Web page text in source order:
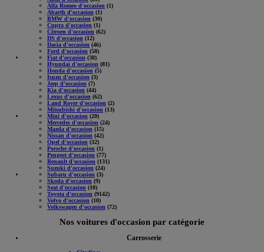
Alfa Romeo d'occasion (1)
Abarth d'occasion (1)
BMW d'occasion (30)
Cupra d'occasion (1)
Citroen d'occasion (62)
DS d'occasion (12)
Dacia d'occasion (46)
Ford d'occasion (58)
Fiat d'occasion (38)
Hyundai d'occasion (81)
Honda d'occasion (5)
Isuzu d'occasion (3)
Jeep d'occasion (7)
Kia d'occasion (44)
Lexus d'occasion (62)
Land Rover d'occasion (2)
Mitsubishi d'occasion (13)
Mini d'occasion (20)
Mercedes d'occasion (24)
Mazda d'occasion (15)
Nissan d'occasion (42)
Opel d'occasion (32)
Porsche d'occasion (1)
Peugeot d'occasion (77)
Renault d'occasion (131)
Suzuki d'occasion (24)
Subaru d'occasion (3)
Skoda d'occasion (9)
Seat d'occasion (10)
Toyota d'occasion (9142)
Volvo d'occasion (10)
Volkswagen d'occasion (72)
Nos voitures d'occasion par catégorie
Carrosserie